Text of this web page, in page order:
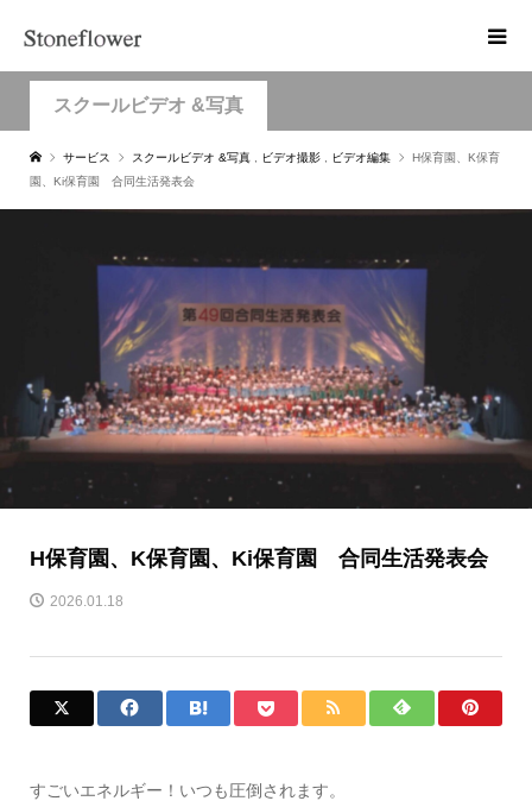
スクールビデオ &写真
サービス スクールビデオ &写真 ビデオ撮影 ビデオ編集
H保育園、K保育
園、Ki保育園 合同生活発表会
H保育園、K保育園、Ki保育園 合同生活発表会
2026.01.18
すごいエネルギー！いつも圧倒されます。